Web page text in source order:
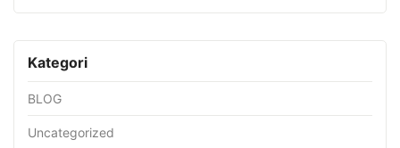
Kategori
BLOG
Uncategorized